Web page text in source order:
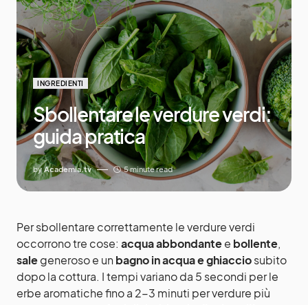
INGREDIENTI
Sbollentare le verdure verdi:
guida pratica
by Academia.tv 5 minute read
Per sbollentare correttamente le verdure verdi
occorrono tre cose: acqua abbondantee bollente,
salegeneroso e un bagno in acqua e ghiacciosubito
dopo la cottura. I tempi variano da 5 secondi per le
erbe aromatiche fino a 2-3 minuti per verdure più